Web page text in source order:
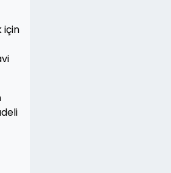
için